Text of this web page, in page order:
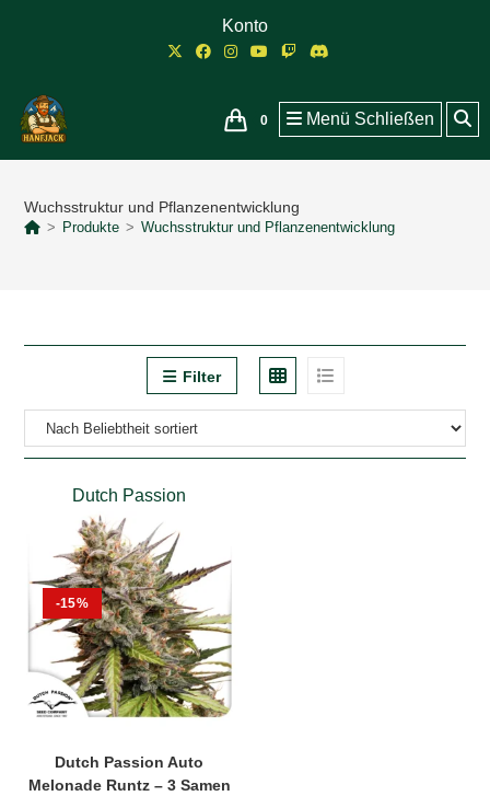
Konto
0 Menü Schließen
Wuchsstruktur und Pflanzenentwicklung
> Produkte > Wuchsstruktur und Pflanzenentwicklung
Filter
Dutch Passion
-15%
Dutch Passion Auto
Melonade Runtz – 3 Samen